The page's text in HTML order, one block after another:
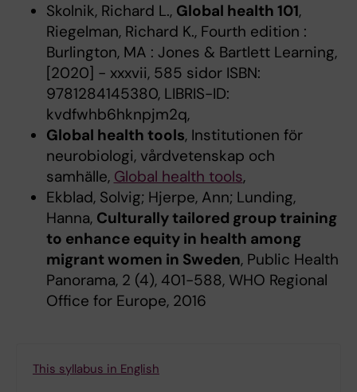
Skolnik, Richard L., Global health 101,
Riegelman, Richard K., Fourth edition :
Burlington, MA : Jones & Bartlett Learning,
[2020] - xxxvii, 585 sidor ISBN:
9781284145380, LIBRIS-ID:
kvdfwhb6hknpjm2q,
Global health tools, Institutionen för
neurobiologi, vårdvetenskap och
samhälle, Global health tools,
Ekblad, Solvig; Hjerpe, Ann; Lunding,
Hanna, Culturally tailored group training
to enhance equity in health among
migrant women in Sweden, Public Health
Panorama, 2 (4), 401-588, WHO Regional
Office for Europe, 2016
This syllabus in English